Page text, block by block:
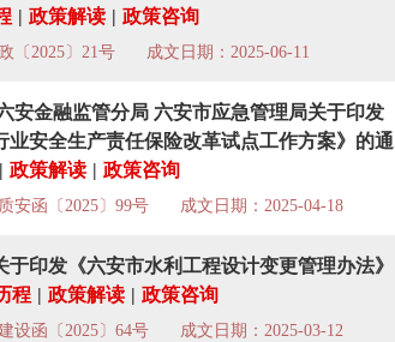
| 政策解读 | 政策咨询
〔2025〕21号 成文日期：2025-06-11
安金融监管分局 六安市应急管理局关于印发
业安全生产责任保险改革试点工作方案》的通
| 政策解读 | 政策咨询
安函〔2025〕99号 成文日期：2025-04-18
于印发《六安市水利工程设计变更管理办法》
程 | 政策解读 | 政策咨询
设函〔2025〕64号 成文日期：2025-03-12